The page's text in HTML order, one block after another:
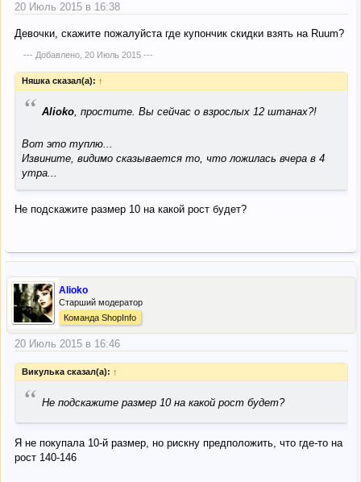
20 Июль 2015 в 16:38
Девочки, скажите пожалуйста где купончик скидки взять на Ruum?
--- Добавлено, 20 Июль 2015---
Няшка сказал(а): ↑
“ Alioko , простите. Вы сейчас о взрослых 12 штанах?!
Вот это туплю...
Извините, видимо сказывается то, что ложилась вчера в 4
утра...
Не подскажите размер 10 на какой рост будет?
Alioko
Старший модератор
Команда ShopInfo
20 Июль 2015 в 16:46
Викулька сказал(а): ↑
“ Не подскажите размер 10 на какой рост будет?
Я не покупала 10-й размер, но рискну предположить, что где-то на
рост 140-146